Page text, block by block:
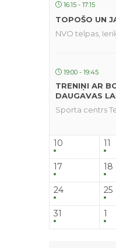
16:15 - 17:15
TOPOŠO UN
NVO telpas,
19:00 - 19:45
TRENIŅI AR
DAUGAVAS
Sporta centrs
10 11
17 18
24 25
31 1